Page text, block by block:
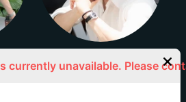
❤️ 355 likes
currently unavailable. Please